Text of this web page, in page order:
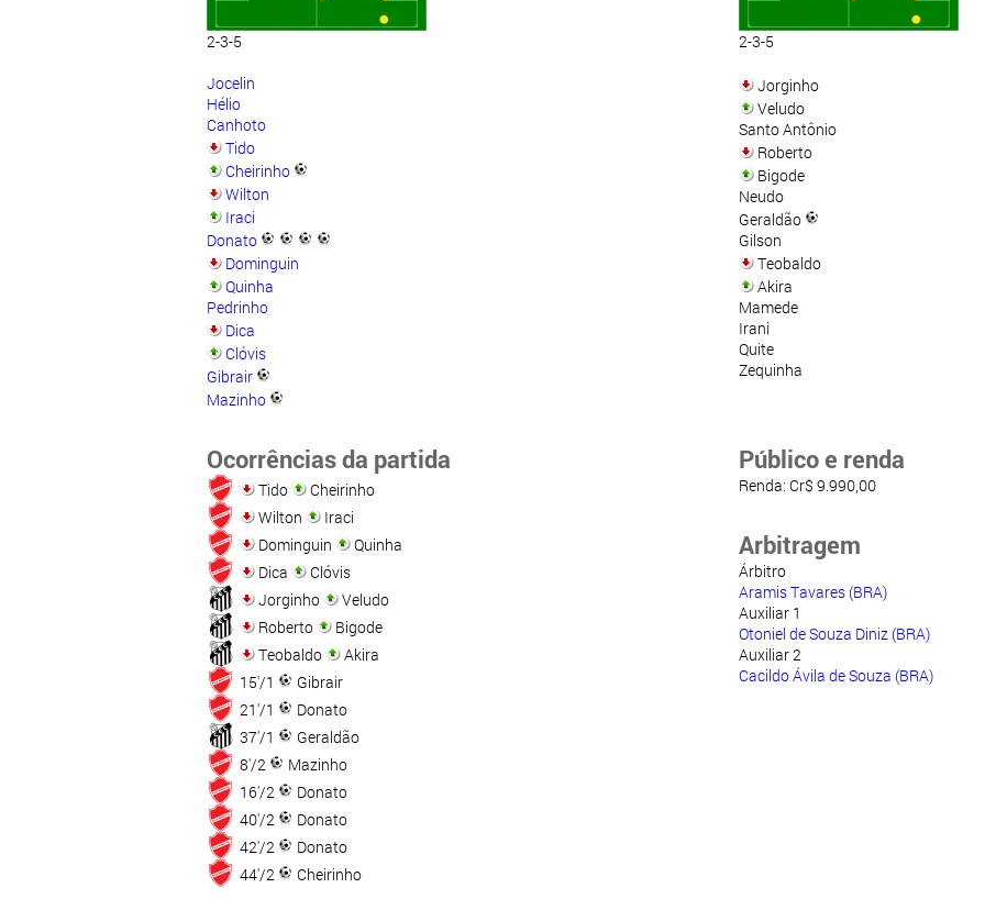
2-3-5
Jocelin
Hélio
Canhoto
Tido
Cheirinho
Wilton
Iraci
Donato
Dominguin
Quinha
Pedrinho
Dica
Clóvis
Gibrair
Mazinho
2-3-5
Jorginho
Veludo
Santo Antônio
Roberto
Bigode
Neudo
Geraldão
Gilson
Teobaldo
Akira
Mamede
Irani
Quite
Zequinha
Ocorrências da partida
Tido
Cheirinho
Wilton
Iraci
Dominguin
Quinha
Dica
Clóvis
Jorginho
Veludo
Roberto
Bigode
Teobaldo
Akira
15'/1
Gibrair
21'/1
Donato
37'/1
Geraldão
8'/2
Mazinho
16'/2
Donato
40'/2
Donato
42'/2
Donato
44'/2
Cheirinho
Público e renda
Renda: Cr$ 9.990,00
Arbitragem
Árbitro
Aramis Tavares (BRA)
Auxiliar 1
Otoniel de Souza Diniz (BRA)
Auxiliar 2
Cacildo Ávila de Souza (BRA)